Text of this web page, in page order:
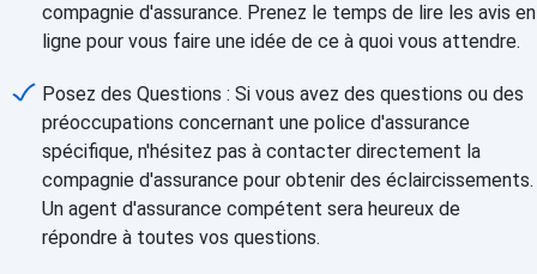
compagnie d'assurance. Prenez le temps de lire les avis en
ligne pour vous faire une idée de ce à quoi vous attendre.
Posez des Questions : Si vous avez des questions ou des
préoccupations concernant une police d'assurance
spécifique, n'hésitez pas à contacter directement la
compagnie d'assurance pour obtenir des éclaircissements.
Un agent d'assurance compétent sera heureux de
répondre à toutes vos questions.